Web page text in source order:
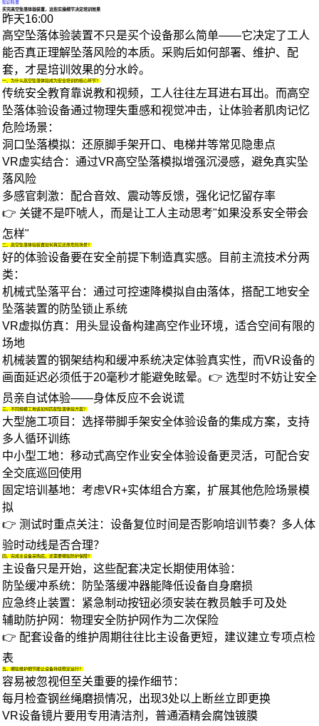
·知识科普
买完高空坠落体验装置，这些实操细节决定培训效果
昨天16:00
高空坠落体验装置不只是买个设备那么简单——它决定了工人
能否真正理解坠落风险的本质。采购后如何部署、维护、配
套，才是培训效果的分水岭。
一、为什么高空坠落体验成为安全培训的核心环节？
传统安全教育靠说教和视频，工人往往左耳进右耳出。而高空
坠落体验设备通过物理失重感和视觉冲击，让体验者肌肉记忆
危险场景：
洞口坠落模拟 ：还原脚手架开口、电梯井等常见隐患点
VR虚实结合：通过VR高空坠落模拟增强沉浸感，避免真实坠
落风险
多感官刺激：配合音效、震动等反馈，强化记忆留存率
👉 关键不是吓唬人，而是让工人主动思考"如果没系安全带会
怎样"
二、高空坠落体验装置如何真实还原危险场景？
好的体验设备要在安全前提下制造真实感。目前主流技术分两
类：
机械式坠落平台 ：通过可控速降模拟自由落体，搭配工地安全
坠落装置的防坠锁止系统
VR虚拟仿真：用头显设备构建高空作业环境，适合空间有限的
场地
机械装置的钢架结构和缓冲系统决定体验真实性，而VR设备的
画面延迟必须低于20毫秒才能避免眩晕。 👉 选型时不妨让安全
员亲自试体验——身体反应不会说谎
三、不同规模工地该如何匹配坠落体验方案？
大型施工项目 ：选择带脚手架安全体验设备的集成方案，支持
多人循环训练
中小型工地：移动式高空作业安全体验设备更灵活，可配合安
全交底巡回使用
固定培训基地：考虑VR+实体组合方案，扩展其他危险场景模
拟
👉 测试时重点关注：设备复位时间是否影响培训节奏？多人体
验时动线是否合理？
四、完成主设备采购后，还需要哪些防护保障？
主设备只是开始，这些配套决定长期使用体验：
防坠缓冲系统： 防坠落缓冲器能降低设备自身磨损
应急终止装置 ：紧急制动按钮必须安装在教员触手可及处
辅助防护网 ：物理安全防护网作为二次保险
👉 配套设备的维护周期往往比主设备更短，建议建立专项点检
表
五、哪些维护细节能让设备持续稳定运行？
容易被忽视但至关重要的操作细节：
每月检查钢丝绳磨损情况，出现3处以上断丝立即更换
VR设备镜片要用专用清洁剂，普通酒精会腐蚀镀膜